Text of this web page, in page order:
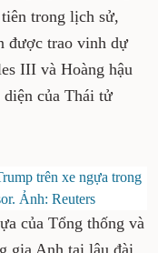
trong lịch sử,
được trao vinh dự
III và Hoàng hậu
của Thái tử
trên xe ngựa trong
Ảnh: Reuters
của Tổng thống và
gia Anh tại lâu đài